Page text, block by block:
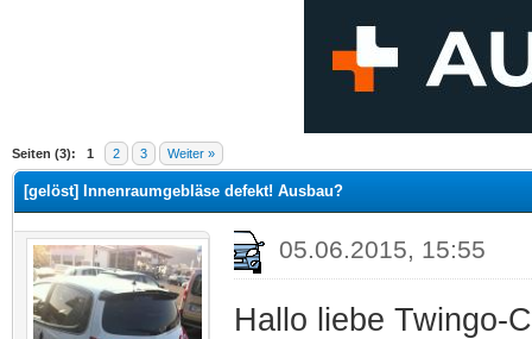
Seiten (3): 1 2 3 Weiter »
Durchschnitt
[gelöst] Innenraumgebläse defekt! Ausbau?
05.06.2015, 15:55
Hallo liebe Twingo-